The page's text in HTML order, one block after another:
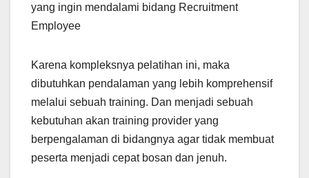
yang ingin mendalami bidang Recruitment
Employee
Karena kompleksnya pelatihan ini, maka
dibutuhkan pendalaman yang lebih komprehensif
melalui sebuah training. Dan menjadi sebuah
kebutuhan akan training provider yang
berpengalaman di bidangnya agar tidak membuat
peserta menjadi cepat bosan dan jenuh.